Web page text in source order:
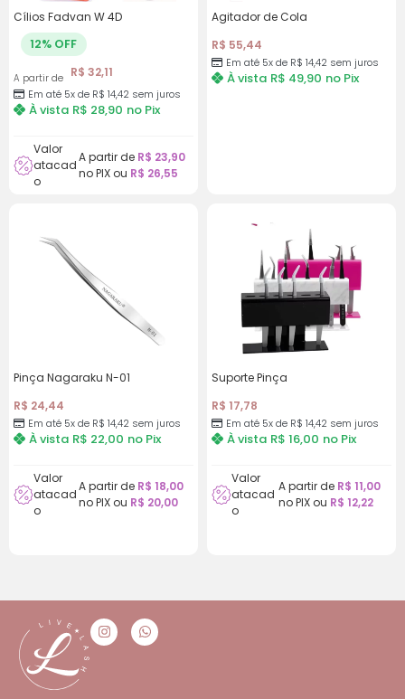
Cílios Fadvan W 4D
12% OFF
A partir de R$ 32,11
Em até 5x de R$ 14,42 sem juros
À vista R$ 28,90 no Pix
Valor
atacad
o
A partir de R$ 23,90
no PIX ou R$ 26,55
Agitador de Cola
R$ 55,44
Em até 5x de R$ 14,42 sem juros
À vista R$ 49,90 no Pix
Pinça Nagaraku N-01
R$ 24,44
Em até 5x de R$ 14,42 sem juros
À vista R$ 22,00 no Pix
Valor
atacad
o
A partir de R$ 18,00
no PIX ou R$ 20,00
Suporte Pinça
R$ 17,78
Em até 5x de R$ 14,42 sem juros
À vista R$ 16,00 no Pix
Valor
atacad
o
A partir de R$ 11,00
no PIX ou R$ 12,22